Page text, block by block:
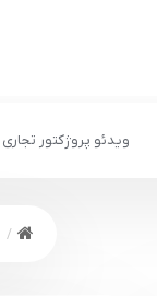
ویدئو پروژکتور تجاری